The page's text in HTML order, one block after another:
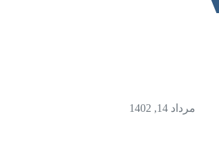
مرداد 14, 1402